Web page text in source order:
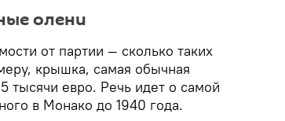
олени
от партии — сколько таких
крышка, самая обычная
тысячи евро. Речь идет о самой
в Монако до 1940 года.